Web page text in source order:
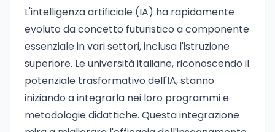
L'intelligenza artificiale (IA) ha rapidamente
evoluto da concetto futuristico a componente
essenziale in vari settori, inclusa l'istruzione
superiore. Le università italiane, riconoscendo il
potenziale trasformativo dell'IA, stanno
iniziando a integrarla nei loro programmi e
metodologie didattiche. Questa integrazione